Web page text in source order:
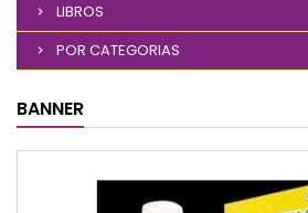
LIBROS
POR CATEGORIAS
BANNER